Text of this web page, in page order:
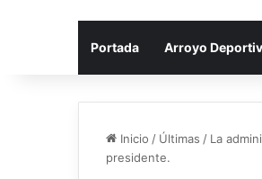
Portada Arroyo
Inicio / Últimas / La
presidente.